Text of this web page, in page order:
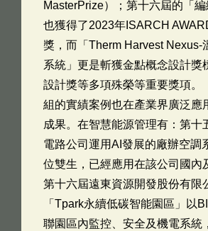
MasterPrize）；第十六屆的「編
也獲得了2023年ISARCH
獎，而「Therm Harvest Nexus-
系統」更是斬獲金點概念設計獎
設計獎等多項殊榮等重要獎項。
組的實績案例也在產業界廣泛應
成果。在智慧能源管理有：第十
電路公司運用AI發展的廠辦空調
位雙生，已經應用在該公司國內
第十六屆遠東資源開發股份有限
「Tpark永續低碳智能園區」以
聯園區內監控、安全及機電系統